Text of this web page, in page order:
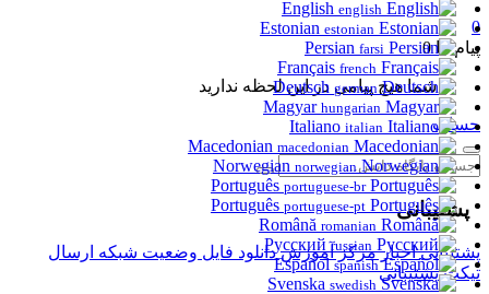
0
پیام ها0
شما هیچ پیامی در این لحظه ندارید
حساب
پشتیبانی
پشتیبانیاخبارمرکز آموزشدانلود فایل وضعیت شبکه ارسال
تیکت پشتیبانی
english
estonian
farsi
french
Deutsch
german
hungarian
italian
macedonian
Norwegian
norwegian
Português
portuguese-br
portuguese-pt
romanian
russian
Español
spanish
Svenska
swedish